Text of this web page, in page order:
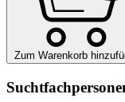
Zum Warenkorb
Suchtfach­